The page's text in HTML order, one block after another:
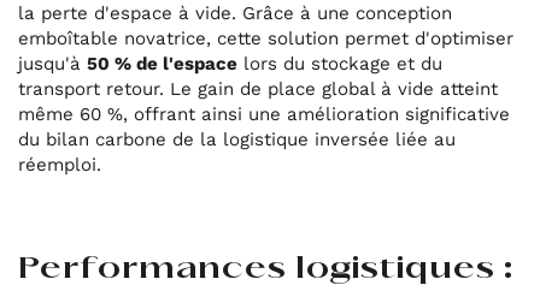
la perte d'espace à vide. Grâce à une conception
emboîtable novatrice, cette solution permet d'optimiser
jusqu'à50 % de l'espace lors du stockage et du
transport retour. Le gain de place global à vide atteint
même 60 %, offrant ainsi une amélioration significative
du bilan carbone de la logistique inversée liée au
réemploi.
Performances logistiques :